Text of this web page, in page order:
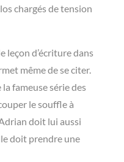
chargés de tension
leçon d’écriture dans
même de se citer.
la fameuse série des
le souffle à
doit lui aussi
doit prendre une